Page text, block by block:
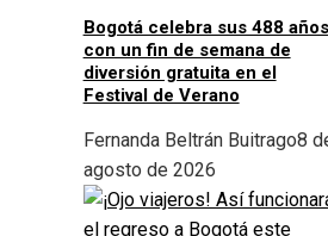
Bogotá celebra sus 488 años
con un fin de semana de
diversión gratuita en el
Festival de Verano
Fernanda Beltrán Buitrago8
agosto de 2026